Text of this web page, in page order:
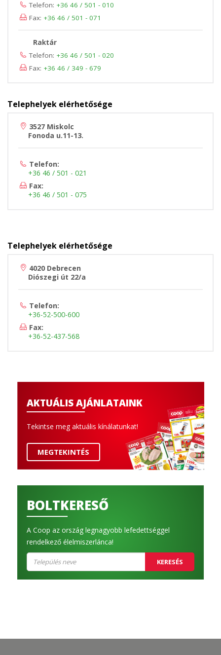
Telefon: +36 46 / 501 - 010
Fax: +36 46 / 501 - 071
Raktár
Telefon: +36 46 / 501 - 020
Fax: +36 46 / 349 - 679
Telephelyek elérhetősége
3527 Miskolc
Fonoda u.11-13.
Telefon:
+36 46 / 501 - 021
Fax:
+36 46 / 501 - 075
Telephelyek elérhetősége
4020 Debrecen
Diószegi út 22/a
Telefon:
+36-52-500-600
Fax:
+36-52-437-568
AKTUÁLIS AJÁNLATAINK
Tekintse meg aktuális kínálatunkat!
MEGTEKINTÉS
BOLTKERESŐ
A Coop az ország legnagyobb lefedettséggel
rendelkező élelmiszerlánca!
KERESÉS